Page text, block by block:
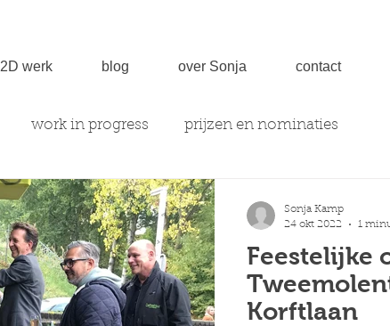
2D werk blog over Sonja contact
work in progress prijzen en nominaties
Feestelijke
Korftlaan
Sonja Kamp
24 okt 2022
1